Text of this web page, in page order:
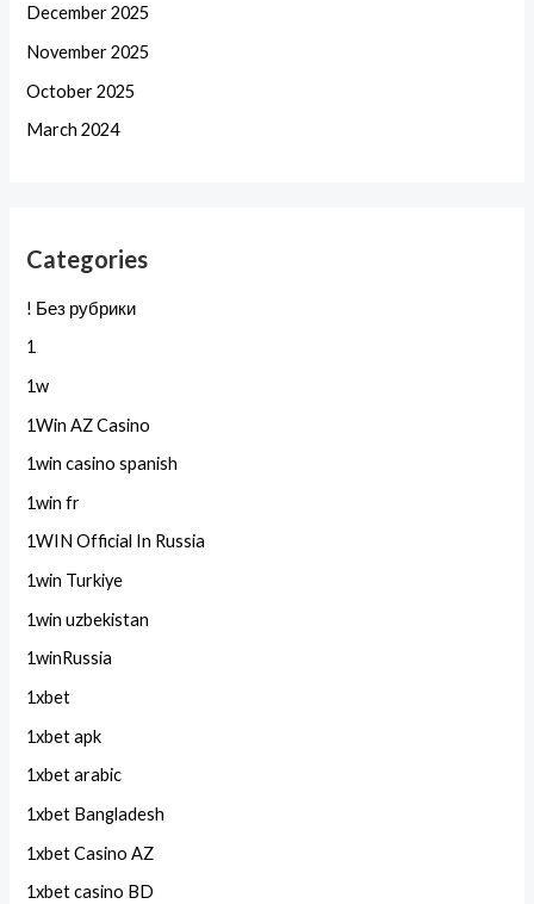
December 2025
November 2025
October 2025
March 2024
Categories
! Без рубрики
1
1w
1Win AZ Casino
1win casino spanish
1win fr
1WIN Official In Russia
1win Turkiye
1win uzbekistan
1winRussia
1xbet
1xbet apk
1xbet arabic
1xbet Bangladesh
1xbet Casino AZ
1xbet casino BD